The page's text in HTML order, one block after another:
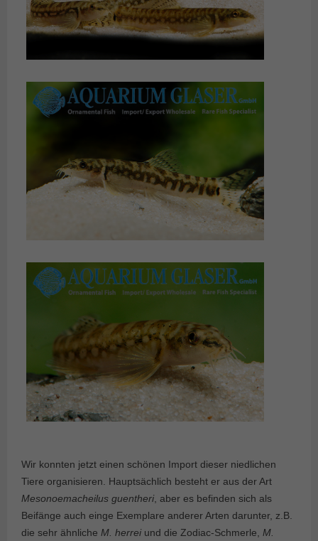
Wir konnten jetzt einen schönen Import dieser niedlichen
Tiere organisieren. Hauptsächlich besteht er aus der Art
Mesonoemacheilus guentheri, aber es befinden sich als
Beifänge auch einge Exemplare anderer Arten darunter, z.B.
die sehr ähnliche M. herreiund die Zodiac-Schmerle, M.